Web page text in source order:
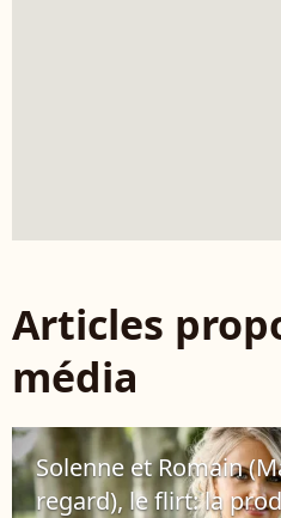
Articles
média
Solenne et Romain
regard), le flirt: la